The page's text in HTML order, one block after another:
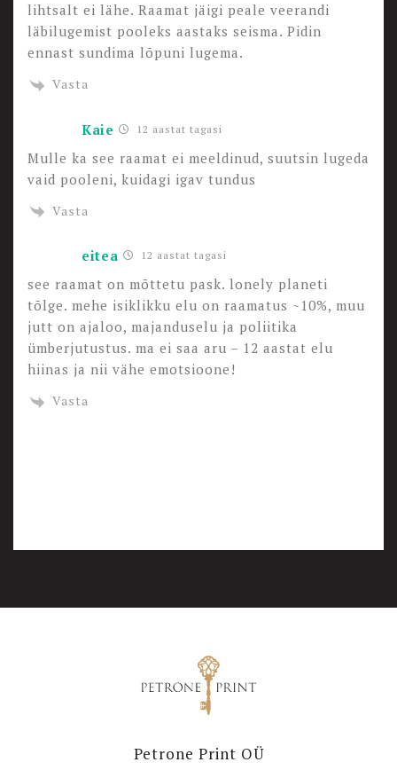
lihtsalt ei lähe. Raamat jäigi peale veerandi
läbilugemist pooleks aastaks seisma. Pidin
ennast sundima lõpuni lugema.
Vasta
Kaie 12 aastat tagasi
Mulle ka see raamat ei meeldinud, suutsin lugeda
vaid pooleni, kuidagi igav tundus
Vasta
eitea 12 aastat tagasi
see raamat on mõttetu pask. lonely planeti
tõlge. mehe isiklikku elu on raamatus ~10%, muu
jutt on ajaloo, majanduselu ja poliitika
ümberjutustus. ma ei saa aru – 12 aastat elu
hiinas ja nii vähe emotsioone!
Vasta
Petrone Print OÜ